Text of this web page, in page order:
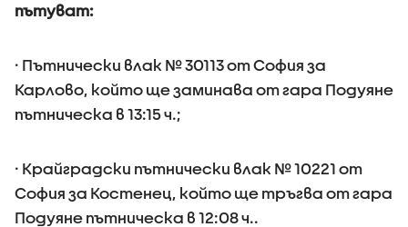
пътуват:
· Пътнически влак № 30113 от София за
Карлово, който ще заминава от гара Подуяне
пътническа в 13:15 ч.;
· Крайградски пътнически влак № 10221 от
София за Костенец, който ще тръгва от гара
Подуяне пътническа в 12:08 ч..